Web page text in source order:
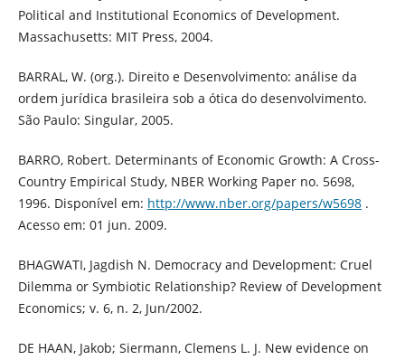
Political and Institutional Economics of Development.
Massachusetts: MIT Press, 2004.
BARRAL, W. (org.). Direito e Desenvolvimento: análise da
ordem jurídica brasileira sob a ótica do desenvolvimento.
São Paulo: Singular, 2005.
BARRO, Robert. Determinants of Economic Growth: A Cross-
Country Empirical Study, NBER Working Paper no. 5698,
1996. Disponível em: http://www.nber.org/papers/w5698.
Acesso em: 01 jun. 2009.
BHAGWATI, Jagdish N. Democracy and Development: Cruel
Dilemma or Symbiotic Relationship? Review of Development
Economics; v. 6, n. 2, Jun/2002.
DE HAAN, Jakob; Siermann, Clemens L. J. New evidence on